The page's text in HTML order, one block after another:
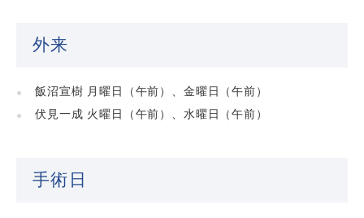
外来
飯沼宣樹 月曜日（午前）、金曜日（午前）
伏見一成 火曜日（午前）、水曜日（午前）
手術日